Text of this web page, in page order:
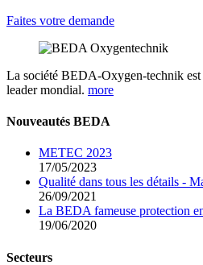
Faites votre demande
La société BEDA-Oxygen-technik est
leader mondial. more
Nouveautés BEDA
METEC 2023
17/05/2023
Qualité dans tous les détails -
26/09/2021
La BEDA fameuse protection
19/06/2020
Secteurs